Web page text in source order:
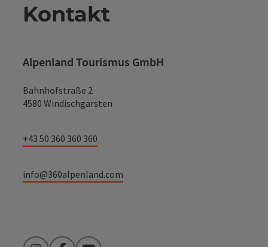
Kontakt
Alpenland Tourismus GmbH
Bahnhofstraße 2
4580 Windischgarsten
+43 50 360 360 360
info@360alpenland.com